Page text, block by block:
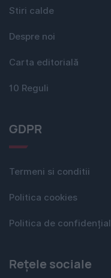
Stiri calde
Despre noi
Carta editorială
10 Reguli
GDPR
Termeni si conditii
Politica cookies
Politica de
Rețele sociale